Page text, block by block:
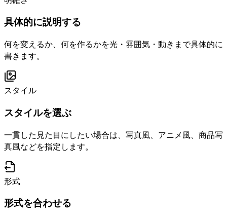
具体的に説明する
何を変えるか、何を作るかを光・雰囲気・動きまで具体的に
書きます。
スタイル
スタイルを選ぶ
一貫した見た目にしたい場合は、写真風、アニメ風、商品写
真風などを指定します。
形式
形式を合わせる